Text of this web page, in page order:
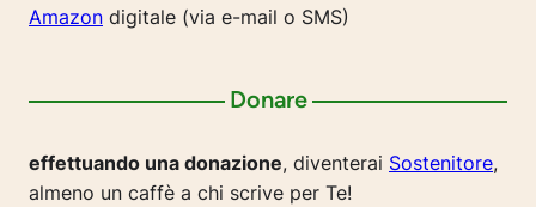
Amazon digitale (via e-mail o SMS)
Donare
effettuando una donazione, diventerai Sostenitore,
almeno un caffè a chi scrive per Te!